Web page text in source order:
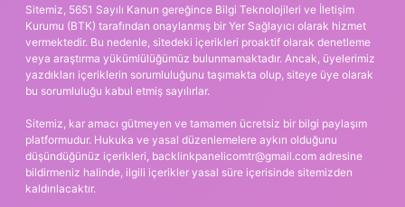
Sitemiz, 5651 Sayılı Kanun gereğince Bilgi Teknolojileri ve İletişim
Kurumu (BTK) tarafından onaylanmış bir Yer Sağlayıcı olarak hizmet
vermektedir. Bu nedenle, sitedeki içerikleri proaktif olarak denetleme
veya araştırma yükümlülüğümüz bulunmamaktadır. Ancak, üyelerimiz
yazdıkları içeriklerin sorumluluğunu taşımakta olup, siteye üye olarak
bu sorumluluğu kabul etmiş sayılırlar.
Sitemiz, kar amacı gütmeyen ve tamamen ücretsiz bir bilgi paylaşım
platformudur. Hukuka ve yasal düzenlemelere aykırı olduğunu
düşündüğünüz içerikleri, backlinkpanelicomtr@gmail.com adresine
bildirmeniz halinde, ilgili içerikler yasal süre içerisinde sitemizden
kaldırılacaktır.